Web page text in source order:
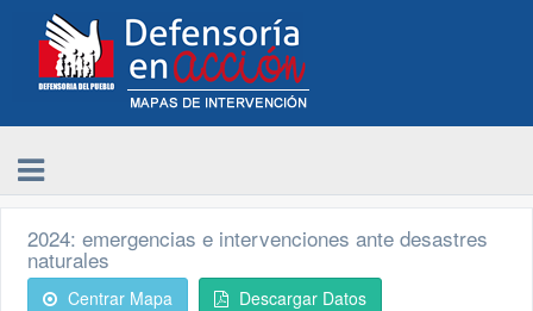
2024: emergencias e intervenciones ante desastres
naturales
Centrar Mapa Descargar Datos